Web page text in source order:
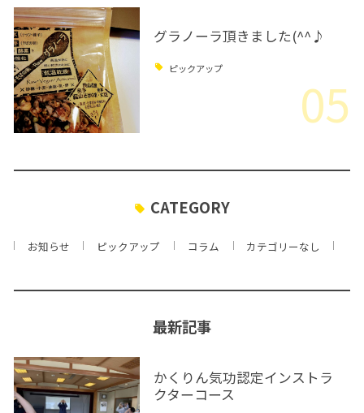
グラノーラ頂きました(^^♪
ピックアップ
05
CATEGORY
お知らせ ピックアップ コラム カテゴリーなし
最新記事
かくりん気功認定インストラ
クターコース